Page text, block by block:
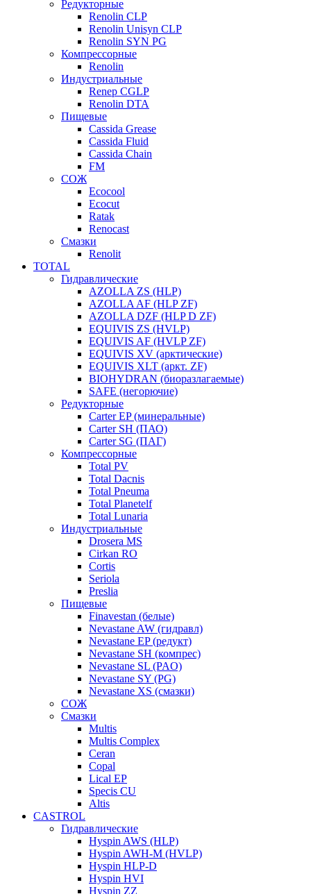
Редукторные
Renolin CLP
Renolin Unisyn CLP
Renolin SYN PG
Компрессорные
Renolin
Индустриальные
Renep CGLP
Renolin DTA
Пищевые
Cassida Grease
Cassida Fluid
Cassida Chain
FM
СОЖ
Ecocool
Ecocut
Ratak
Renocast
Смазки
Renolit
TOTAL
Гидравлические
AZOLLA ZS (HLP)
AZOLLA AF (HLP ZF)
AZOLLA DZF (HLP D ZF)
EQUIVIS ZS (HVLP)
EQUIVIS AF (HVLP ZF)
EQUIVIS XV (арктические)
EQUIVIS XLT (аркт. ZF)
BIOHYDRAN (биоразлагаемые)
SAFE (негорючие)
Редукторные
Carter EP (минеральные)
Carter SH (ПАО)
Carter SG (ПАГ)
Компрессорные
Total PV
Total Dacnis
Total Pneuma
Total Planetelf
Total Lunaria
Индустриальные
Drosera MS
Cirkan RO
Cortis
Seriola
Preslia
Пищевые
Finavestan (белые)
Nevastane AW (гидравл)
Nevastane EP (редукт)
Nevastane SH (компрес)
Nevastane SL (PAO)
Nevastane SY (PG)
Nevastane XS (смазки)
СОЖ
Смазки
Multis
Multis Complex
Ceran
Copal
Lical EP
Specis CU
Altis
CASTROL
Гидравлические
Hyspin AWS (HLP)
Hyspin AWH-M (HVLP)
Hyspin HLP-D
Hyspin HVI
Hyspin ZZ